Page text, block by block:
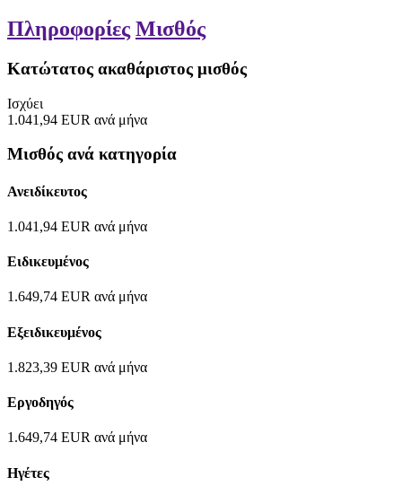
Πληροφορίες Μισθός
Κατώτατος ακαθάριστος μισθός
Ισχύει
1.041,94 EUR ανά μήνα
Μισθός ανά κατηγορία
Ανειδίκευτος
1.041,94 EUR ανά μήνα
Ειδικευμένος
1.649,74 EUR ανά μήνα
Εξειδικευμένος
1.823,39 EUR ανά μήνα
Εργοδηγός
1.649,74 EUR ανά μήνα
Ηγέτες